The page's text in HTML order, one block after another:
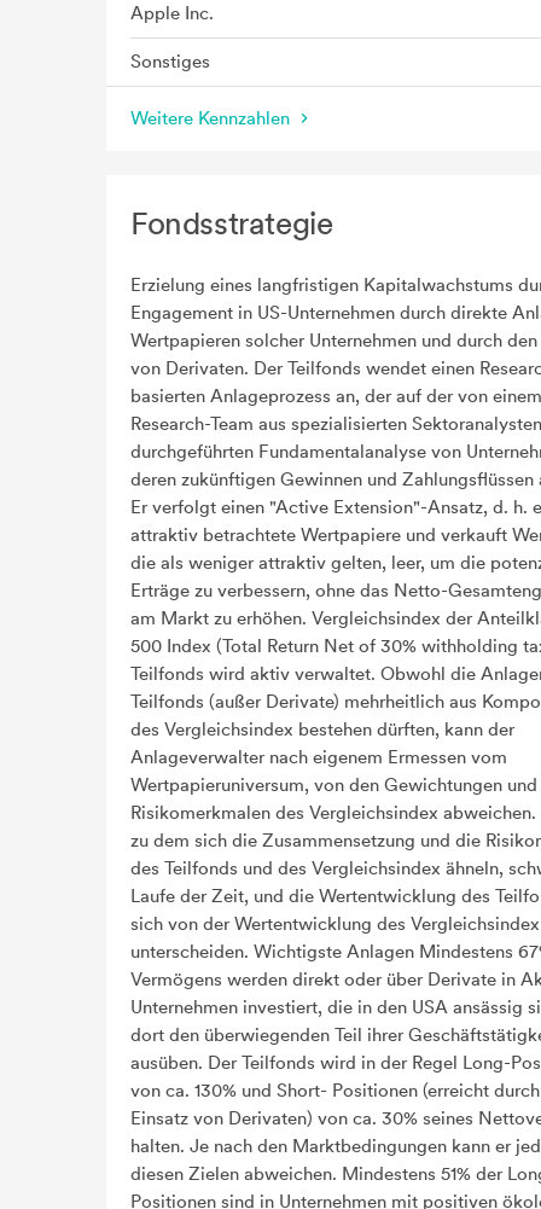
Apple Inc.
Sonstiges
Weitere Kennzahlen
Fondsstrategie
Erzielung eines langfristigen Kapitalwachstums
Engagement in US-Unternehmen durch direkte
Wertpapieren solcher Unternehmen und durch den
von Derivaten. Der Teilfonds wendet einen
basierten Anlageprozess an, der auf der von einem
Research-Team aus spezialisierten Sektoranalysten
durchgeführten Fundamentalanalyse von
deren zukünftigen Gewinnen und Zahlungsflüssen
Er verfolgt einen "Active Extension"-Ansatz, d. h.
attraktiv betrachtete Wertpapiere und verkauft
die als weniger attraktiv gelten, leer, um die
Erträge zu verbessern, ohne das Netto-
am Markt zu erhöhen. Vergleichsindex der
500 Index (Total Return Net of 30% withholding
Teilfonds wird aktiv verwaltet. Obwohl die
Teilfonds (außer Derivate) mehrheitlich aus
des Vergleichsindex bestehen dürften, kann der
Anlageverwalter nach eigenem Ermessen vom
Wertpapieruniversum, von den Gewichtungen
Risikomerkmalen des Vergleichsindex
zu dem sich die Zusammensetzung und die
des Teilfonds und des Vergleichsindex ähneln,
Laufe der Zeit, und die Wertentwicklung des
sich von der Wertentwicklung des
unterscheiden. Wichtigste Anlagen Mindestens
Vermögens werden direkt oder über Derivate in
Unternehmen investiert, die in den USA ansässig
dort den überwiegenden Teil ihrer
ausüben. Der Teilfonds wird in der Regel Long-
von ca. 130% und Short- Positionen (erreicht
Einsatz von Derivaten) von ca. 30% seines
halten. Je nach den Marktbedingungen kann er
diesen Zielen abweichen. Mindestens 51% der
Positionen sind in Unternehmen mit positiven